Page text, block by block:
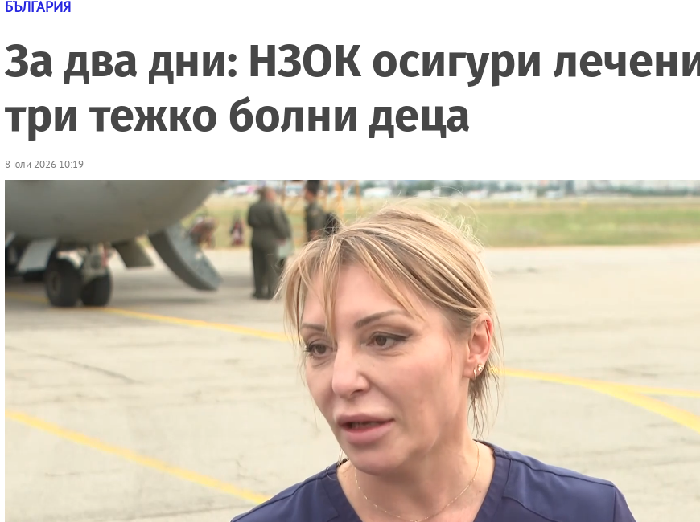
БЪЛГАРИЯ
За два дни: НЗОК осигури
три тежко болни деца
8 юли 2026 10:19